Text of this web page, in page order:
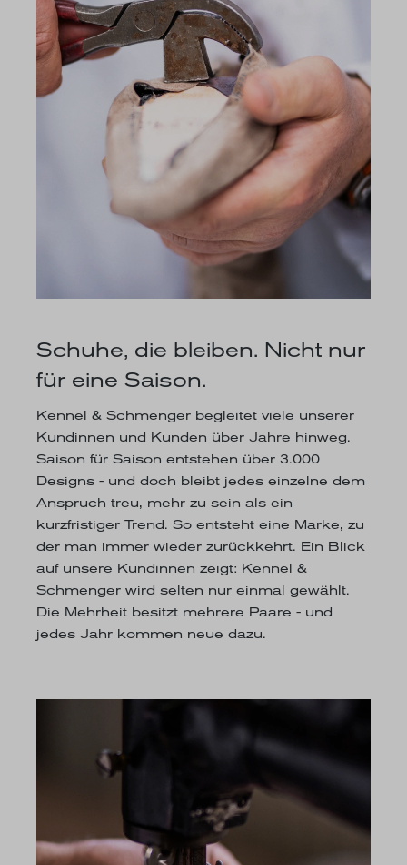
Schuhe, die bleiben. Nicht nur
für eine Saison.
Kennel & Schmenger begleitet viele unserer
Kundinnen und Kunden über Jahre hinweg.
Saison für Saison entstehen über 3.000
Designs - und doch bleibt jedes einzelne dem
Anspruch treu, mehr zu sein als ein
kurzfristiger Trend. So entsteht eine Marke, zu
der man immer wieder zurückkehrt. Ein Blick
auf unsere Kundinnen zeigt: Kennel &
Schmenger wird selten nur einmal gewählt.
Die Mehrheit besitzt mehrere Paare - und
jedes Jahr kommen neue dazu.